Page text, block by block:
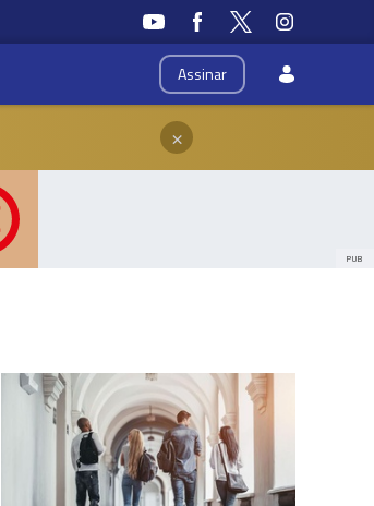
Assinar
×
PUB